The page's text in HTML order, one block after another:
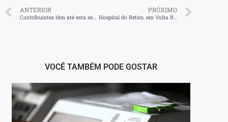
ANTERIOR
Contribuintes têm até esta sexta-feira para destinar parte do Imposto de Renda para fundos assistenciais
PRÓXIMO
Hospital do Retiro, em Volta Redonda, inicia obras de reforma e ampliação
VOCÊ TAMBÉM PODE GOSTAR